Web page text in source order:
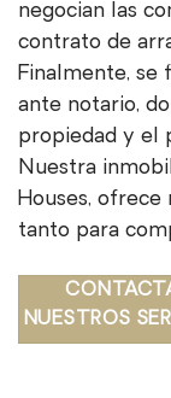
negocian las
contrato de
Finalmente, se
ante notario,
propiedad y el
Nuestra
Houses, ofrece
tanto para
NUESTROS